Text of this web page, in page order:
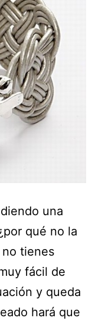
una
qué no la
tienes
fácil de
y queda
hará que